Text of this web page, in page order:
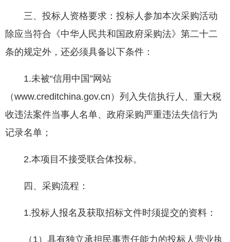
三、投标人资格要求：投标人参加本次采购活动
除应当符合《中华人民共和国政府采购法》第二十二
条的规定外，还必须具备以下条件：
1.未被“信用中国”网站
（www.creditchina.gov.cn）列入失信执行人、重大税
收违法案件当事人名单、政府采购严重违法失信行为
记录名单；
2.本项目不接受联合体投标。
四、采购流程：
1.投标人报名及获取招标文件时须提交的资料：
（1）具有独立承担民事责任能力的投标人营业执